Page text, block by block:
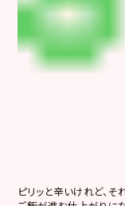
ピリッと辛いけれど、そ